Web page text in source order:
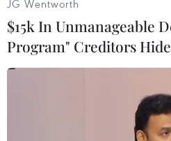
JG Wentworth
$15k In Unmanageable
Program" Creditors